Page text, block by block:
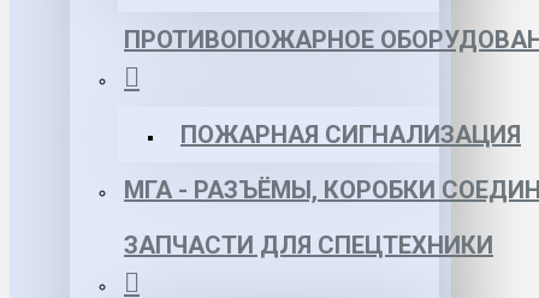
ПРОТИВОПОЖАРНОЕ
ПОЖАРНАЯ СИГНАЛИЗАЦИЯ
МГА - РАЗЪЁМЫ, КОРОБКИ
ЗАПЧАСТИ ДЛЯ СПЕЦТЕХНИКИ